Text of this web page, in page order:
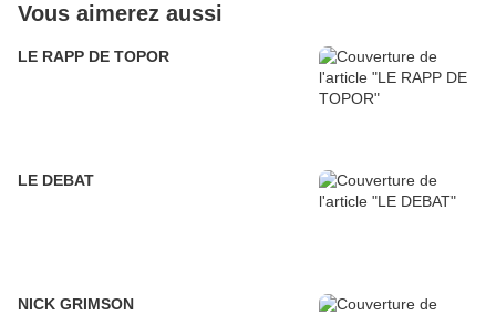
Vous aimerez aussi
LE RAPP DE TOPOR
LE DEBAT
NICK GRIMSON